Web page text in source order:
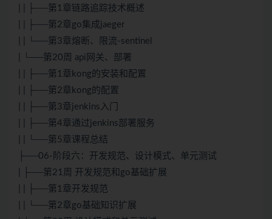
| | ├──第1章链路追踪技术概述
| | ├──第2章go集成jaeger
| | └──第3章熔断、限流-sentinel
| └──第20周 api网关、部署
| | ├──第1章kong的安装和配置
| | ├──第2章kong的配置
| | ├──第3章jenkins入门
| | ├──第4章通过jenkins部署服务
| | └──第5章课程总结
├──06-阶段六：开发规范、设计模式、单元测试
| ├──第21周 开发规范和go基础扩展
| | ├──第1章开发规范
| | └──第2章go基础知识扩展